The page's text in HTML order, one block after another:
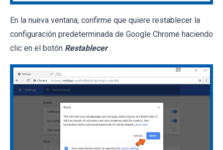
En la nueva ventana, confirme que quiere restablecer la
configuración predeterminada de Google Chrome haciendo
clic en el botón Restablecer .